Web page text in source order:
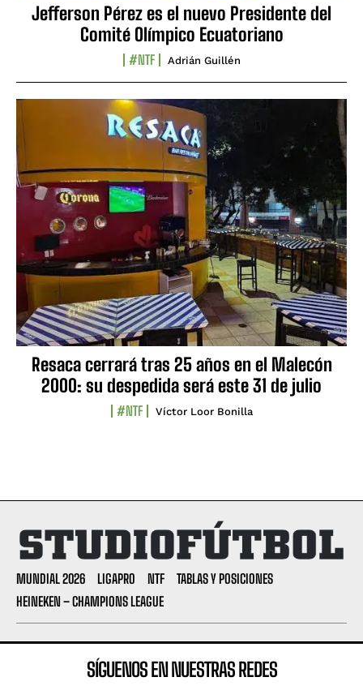
Jefferson Pérez es el nuevo Presidente del
Comité Olímpico Ecuatoriano
#NTF Adrián Guillén
Resaca cerrará tras 25 años en el Malecón
2000: su despedida será este 31 de julio
#NTF Víctor Loor Bonilla
MUNDIAL 2026 LIGAPRO NTF
TABLAS Y POSICIONES
HEINEKEN – CHAMPIONS LEAGUE
SÍGUENOS EN NUESTRAS REDES